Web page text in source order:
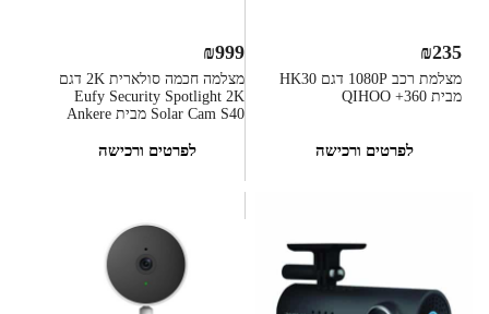
מצלמת רכב 1080P דגם HK30
מבית QIHOO +360
₪235
לפרטים ורכישה
מצלמה חכמה סולארית 2K דגם
Eufy Security Spotlight 2K
Solar Cam S40 מבית Ankere
₪999
לפרטים ורכישה